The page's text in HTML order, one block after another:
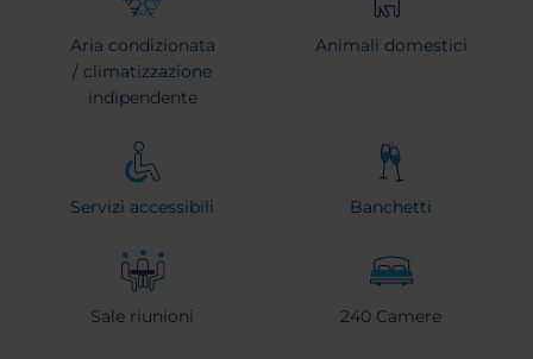
Aria condizionata
/ climatizzazione
indipendente
Animali domestici
Servizi accessibili Banchetti
Sale riunioni 240 Camere